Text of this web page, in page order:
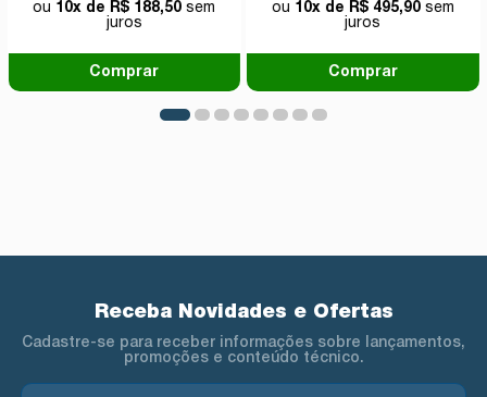
ou 10x de R$ 188,50 sem
juros
Comprar
ou 10x de R$ 495,90sem
juros
Comprar
Receba Novidades e Ofertas
Cadastre-se para receber informações sobre lançamentos,
promoções e conteúdo técnico.